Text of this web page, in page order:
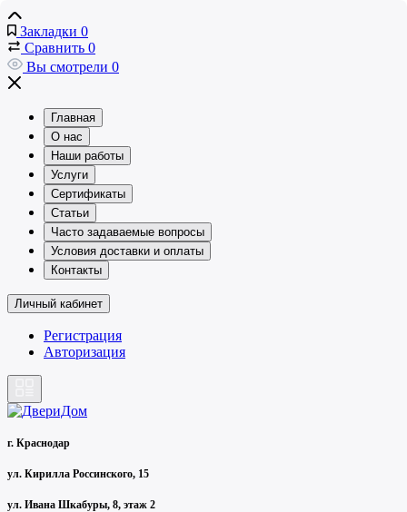
Закладки 0
Сравнить 0
Вы смотрели 0
Главная
О нас
Наши работы
Услуги
Сертификаты
Статьи
Часто задаваемые вопросы
Условия доставки и оплаты
Контакты
Личный кабинет
Регистрация
Авторизация
г. Краснодар
ул. Кирилла Россинского, 15
ул. Ивана Шкабуры, 8, этаж 2